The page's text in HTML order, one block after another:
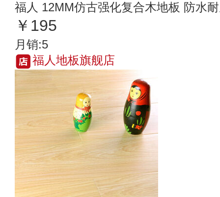
福人 12MM仿古强化复合木地板 防水
￥195
月销:5
福人地板旗舰店